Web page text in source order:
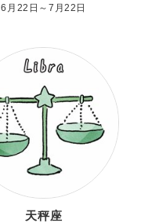
6月22日～7月22日
天秤座